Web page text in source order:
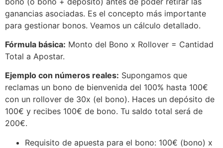
ganancias asociadas. Es el concepto más importante
para gestionar bonos. Veamos un cálculo detallado.
Fórmula básica: Monto del Bono x Rollover = Cantidad
Total a Apostar.
Ejemplo con números reales: Supongamos que
reclamas un bono de bienvenida del 100% hasta 100€
con un rollover de 30x (el bono). Haces un depósito de
100€ y recibes 100€ de bono. Tu saldo total será de
200€.
Requisito de apuesta para el bono: 100€ (bono) x